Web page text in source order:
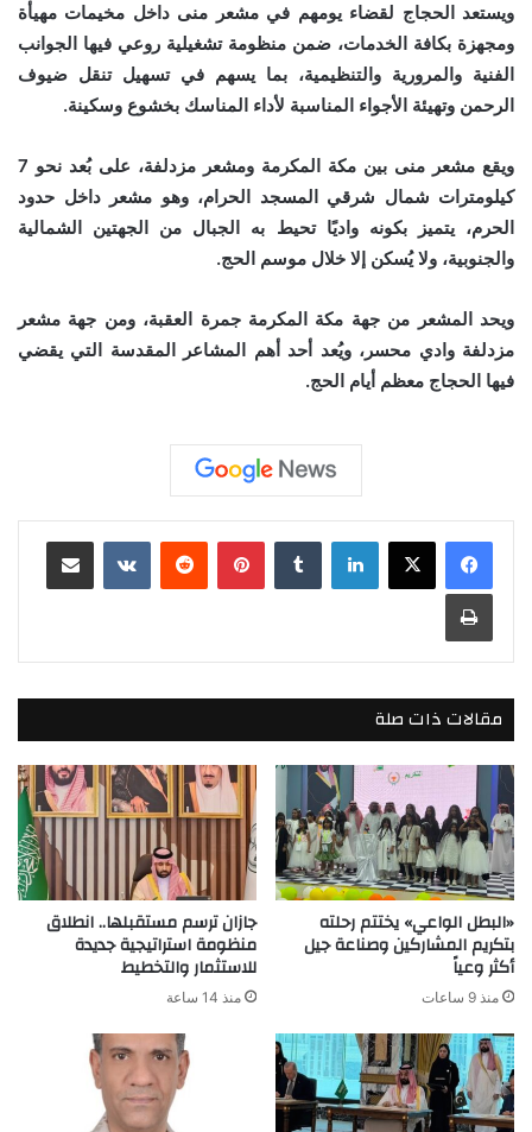
ويستعد الحجاج لقضاء يومهم في مشعر منى داخل مخيمات مهيأة
ومجهزة بكافة الخدمات، ضمن منظومة تشغيلية روعي فيها الجوانب
الفنية والمرورية والتنظيمية، بما يسهم في تسهيل تنقل ضيوف
الرحمن وتهيئة الأجواء المناسبة لأداء المناسك بخشوع وسكينة.
ويقع مشعر منى بين مكة المكرمة ومشعر مزدلفة، على بُعد نحو 7
كيلومترات شمال شرقي المسجد الحرام، وهو مشعر داخل حدود
الحرم، يتميز بكونه واديًا تحيط به الجبال من الجهتين الشمالية
والجنوبية، ولا يُسكن إلا خلال موسم الحج.
ويحد المشعر من جهة مكة المكرمة جمرة العقبة، ومن جهة مشعر
مزدلفة وادي محسر، ويُعد أحد أهم المشاعر المقدسة التي يقضي
فيها الحجاج معظم أيام الحج.
لينكدإن بينتيريست مشاركة عبر البريد
طباعة
مقالات ذات صلة
«البطل الواعي» يختتم رحلته
بتكريم المشاركين وصناعة جيل
أكثر وعياً
منذ 9 ساعات
جازان ترسم مستقبلها.. انطلاق
منظومة استراتيجية جديدة
للاستثمار والتخطيط
منذ 14 ساعة